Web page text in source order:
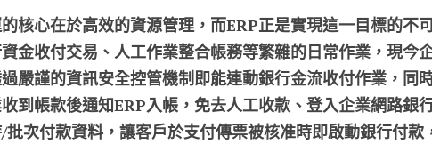
核心在於高效的資源管理，而ERP正是實現這一目標的不
金收付交易、人工作業整合帳務等繁雜的日常作業，現今
嚴謹的資訊安全控管機制即能連動銀行金流收付作業，同
到帳款後通知ERP入帳，免去人工收款、登入企業網路銀
批次付款資料，讓客戶於支付傳票被核准時即啟動銀行付款